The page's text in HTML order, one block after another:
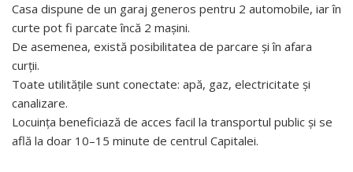
Casa dispune de un garaj generos pentru 2 automobile, iar în
curte pot fi parcate încă 2 mașini.
De asemenea, există posibilitatea de parcare și în afara
curții.
Toate utilitățile sunt conectate: apă, gaz, electricitate și
canalizare.
Locuința beneficiază de acces facil la transportul public și se
află la doar 10–15 minute de centrul Capitalei.